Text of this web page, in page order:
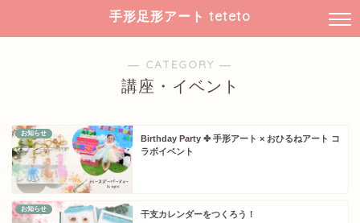
手形足形アート teteto
― CATEGORY ―
講座・イベント
お知らせ
Birthday Party ✤ 手形アート × おひるねアート コ
ラボイベント
お知らせ
干支カレンダーをつくろう！